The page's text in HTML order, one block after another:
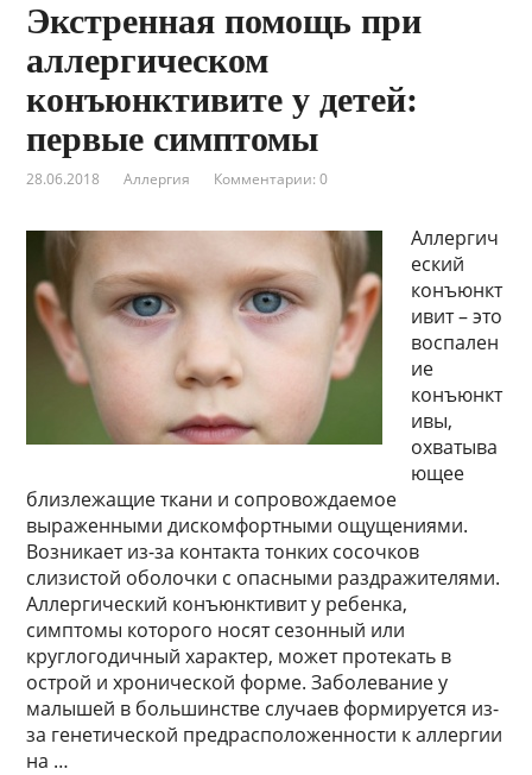
Экстренная помощь при
аллергическом
конъюнктивите у детей:
первые симптомы
28.06.2018 Аллергия Комментарии: 0
Аллергич
еский
конъюнкт
ивит – это
воспален
ие
конъюнкт
ивы,
охватыва
ющее
близлежащие ткани и сопровождаемое
выраженными дискомфортными ощущениями.
Возникает из-за контакта тонких сосочков
слизистой оболочки с опасными раздражителями.
Аллергический конъюнктивит у ребенка,
симптомы которого носят сезонный или
круглогодичный характер, может протекать в
острой и хронической форме. Заболевание у
малышей в большинстве случаев формируется из-
за генетической предрасположенности к аллергии
на …